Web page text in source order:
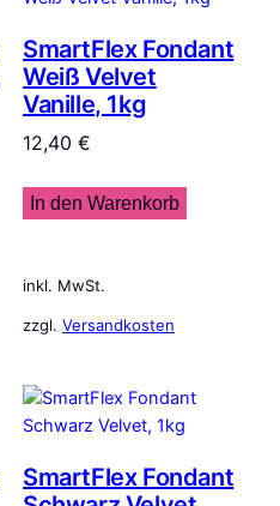
SmartFlex Fondant
Weiß Velvet
Vanille, 1kg
12,40€
In den Warenkorb
inkl. MwSt.
zzgl.Versandkosten
SmartFlex Fondant